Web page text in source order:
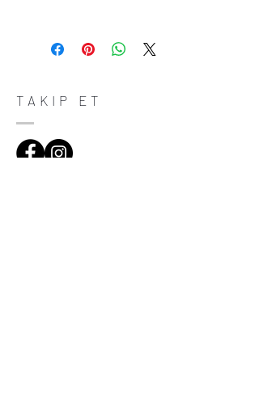
do in case they are dissatisfied with their
trust and reassure your customers that
they can buy with confidence.
TAKIP ET